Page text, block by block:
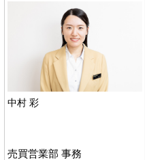
中村 彩
売買営業部 事務